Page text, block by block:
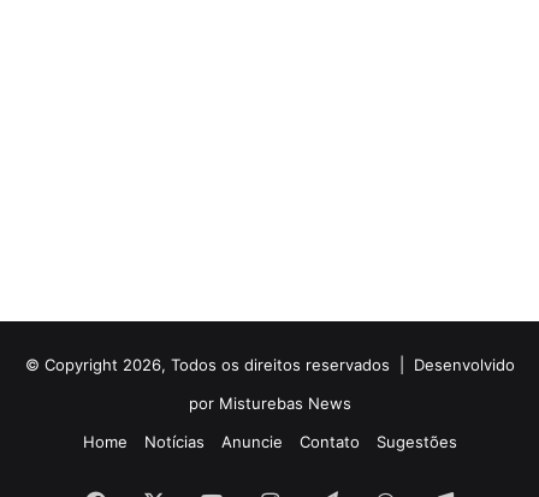
© Copyright 2026, Todos os direitos reservados | Desenvolvido
por Misturebas News
Home
Notícias Anuncie Contato Sugestões